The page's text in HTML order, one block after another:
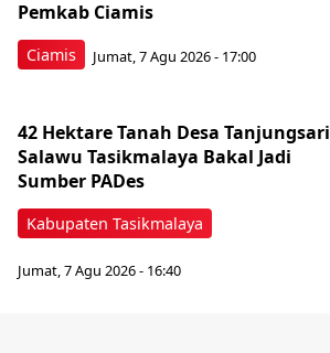
Ciamis
Pemkab Ciamis
Jumat, 7 Agu 2026 - 17:00
Kabupaten Tasikmalaya
42 Hektare Tanah Desa Tanjungsari
Salawu Tasikmalaya Bakal Jadi
Sumber PADes
Jumat, 7 Agu 2026 - 16:40